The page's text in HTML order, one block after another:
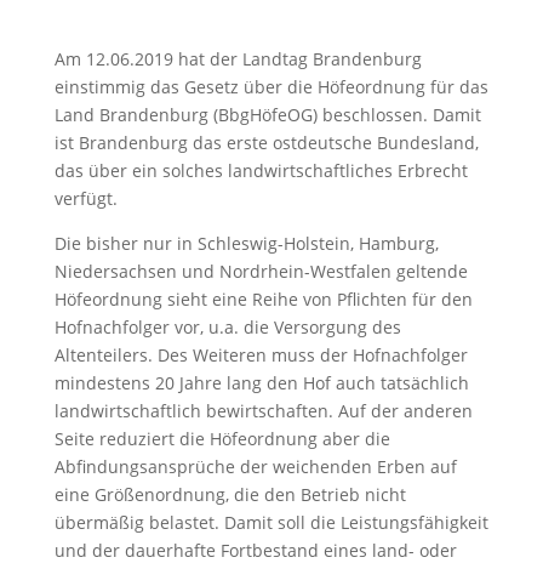
Am 12.06.2019 hat der Landtag Brandenburg
einstimmig das Gesetz über die Höfeordnung für das
Land Brandenburg (BbgHöfeOG) beschlossen. Damit
ist Brandenburg das erste ostdeutsche Bundesland,
das über ein solches landwirtschaftliches Erbrecht
verfügt.
Die bisher nur in Schleswig-Holstein, Hamburg,
Niedersachsen und Nordrhein-Westfalen geltende
Höfeordnung sieht eine Reihe von Pflichten für den
Hofnachfolger vor, u.a. die Versorgung des
Altenteilers. Des Weiteren muss der Hofnachfolger
mindestens 20 Jahre lang den Hof auch tatsächlich
landwirtschaftlich bewirtschaften. Auf der anderen
Seite reduziert die Höfeordnung aber die
Abfindungsansprüche der weichenden Erben auf
eine Größenordnung, die den Betrieb nicht
übermäßig belastet. Damit soll die Leistungsfähigkeit
und der dauerhafte Fortbestand eines land- oder